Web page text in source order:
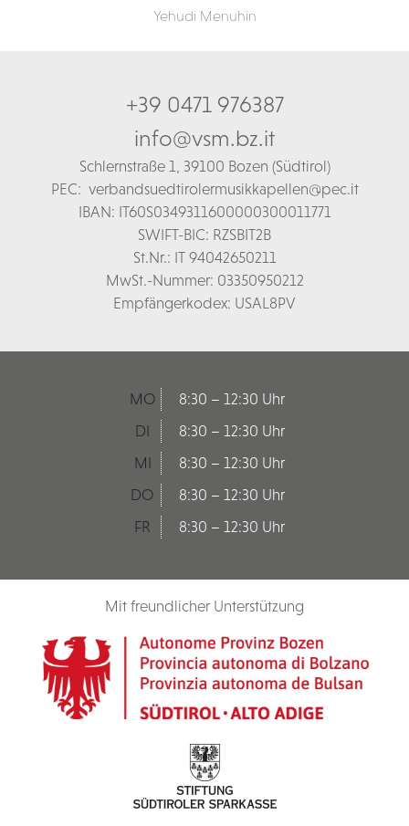
Yehudi Menuhin
+39 0471 976387
info@vsm.bz.it
Schlernstraße 1, 39100 Bozen (Südtirol)
PEC: verbandsuedtirolermusikkapellen@pec.it
IBAN: IT60S0349311600000300011771
SWIFT-BIC: RZSBIT2B
St.Nr.: IT 94042650211
MwSt.-Nummer: 03350950212
Empfängerkodex: USAL8PV
MO
8:30 – 12:30 Uhr
DI
8:30 – 12:30 Uhr
MI
8:30 – 12:30 Uhr
DO
8:30 – 12:30 Uhr
FR
8:30 – 12:30 Uhr
Mit freundlicher Unterstützung